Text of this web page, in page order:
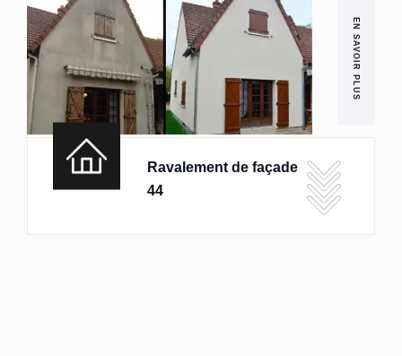
EN SAVOIR PLUS
Ravalement de façade
44